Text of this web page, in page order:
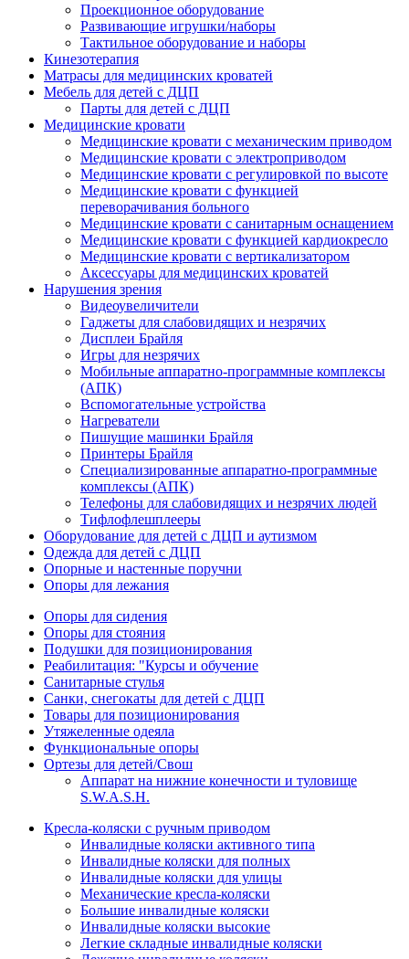
Проекционное оборудование
Развивающие игрушки/наборы
Тактильное оборудование и наборы
Кинезотерапия
Матрасы для медицинских кроватей
Мебель для детей с ДЦП
Парты для детей с ДЦП
Медицинские кровати
Медицинские кровати с механическим приводом
Медицинские кровати с электроприводом
Медицинские кровати с регулировкой по высоте
Медицинские кровати с функцией
переворачивания больного
Медицинские кровати с санитарным оснащением
Медицинские кровати с функцией кардиокресло
Медицинские кровати с вертикализатором
Аксессуары для медицинских кроватей
Нарушения зрения
Видеоувеличители
Гаджеты для слабовидящих и незрячих
Дисплеи Брайля
Игры для незрячих
Мобильные аппаратно-программные комплексы
(АПК)
Вспомогательные устройства
Нагреватели
Пишущие машинки Брайля
Принтеры Брайля
Специализированные аппаратно-программные
комплексы (АПК)
Телефоны для слабовидящих и незрячих людей
Тифлофлешплееры
Оборудование для детей с ДЦП и аутизмом
Одежда для детей с ДЦП
Опорные и настенные поручни
Опоры для лежания
Опоры для сидения
Опоры для стояния
Подушки для позиционирования
Реабилитация: "Курсы и обучение
Санитарные стулья
Санки, снегокаты для детей с ДЦП
Товары для позиционирования
Утяжеленные одеяла
Функциональные опоры
Ортезы для детей/Свош
Аппарат на нижние конечности и туловище
S.W.A.S.H.
Кресла-коляски с ручным приводом
Инвалидные коляски активного типа
Инвалидные коляски для полных
Инвалидные коляски для улицы
Механические кресла-коляски
Большие инвалидные коляски
Инвалидные коляски высокие
Легкие складные инвалидные коляски